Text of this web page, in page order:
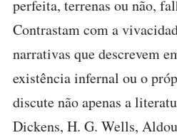
perfeita, terrenas ou não,
Contrastam com a
narrativas que descrevem
existência infernal ou o
discute não apenas a
Dickens, H. G. Wells,